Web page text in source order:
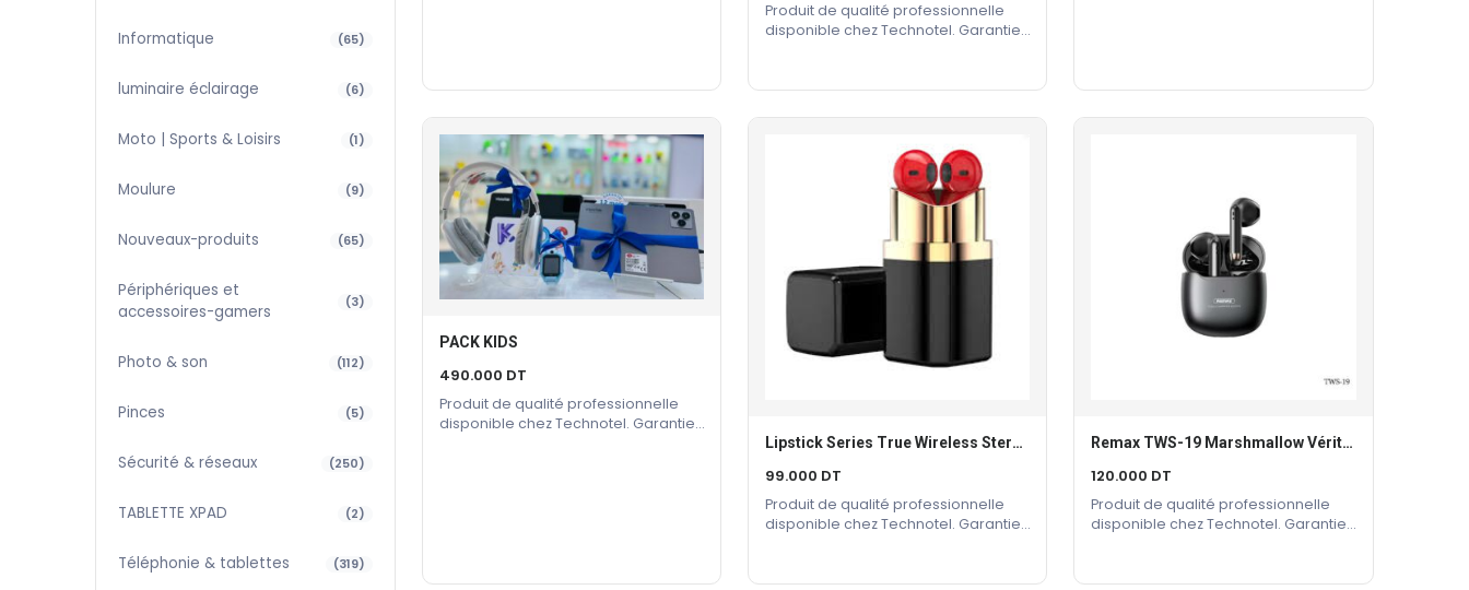
Informatique (65)
luminaire éclairage (6)
Moto | Sports & Loisirs (1)
Moulure (9)
Nouveaux-produits (65)
Périphériques et
accessoires-gamers
(3)
Photo & son (112)
Pinces (5)
Sécurité & réseaux (250)
TABLETTE XPAD (2)
Téléphonie & tablettes (319)
Produit de qualité professionnelle
disponible chez Technotel. Garantie
Ajouter Au Panier
PACK KIDS
490.000 DT
Produit de qualité professionnelle
disponible chez Technotel. Garantie
Ajouter Au Panier Lipstick Series True Wireless Stereo Music Earbuds (TWS-5)
99.000 DT
Produit de qualité professionnelle
disponible chez Technotel. Garantie
Ajouter Au Panier Remax TWS-19 Marshmallow Véritables Écouteurs Stéréo Sans Fil
120.000 DT
Produit de qualité professionnelle
disponible chez Technotel. Garantie